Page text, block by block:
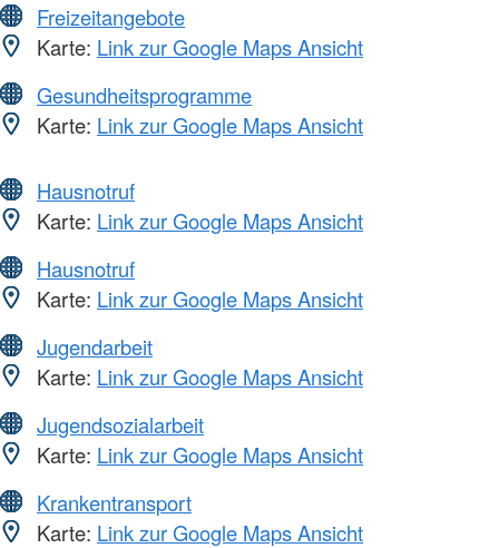
Freizeitangebote
Karte: Link zur Google Maps Ansicht
Gesundheitsprogramme
Karte: Link zur Google Maps Ansicht
Hausnotruf
Karte: Link zur Google Maps Ansicht
Hausnotruf
Karte: Link zur Google Maps Ansicht
Jugendarbeit
Karte: Link zur Google Maps Ansicht
Jugendsozialarbeit
Karte: Link zur Google Maps Ansicht
Krankentransport
Karte: Link zur Google Maps Ansicht